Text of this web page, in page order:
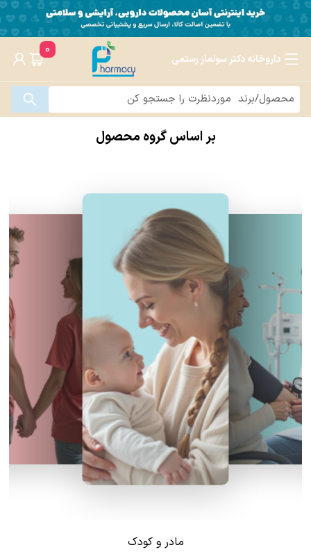
داروخانه دکتر سولماز رستمی
0
بر اساس گروه محصول
مادر و کودک